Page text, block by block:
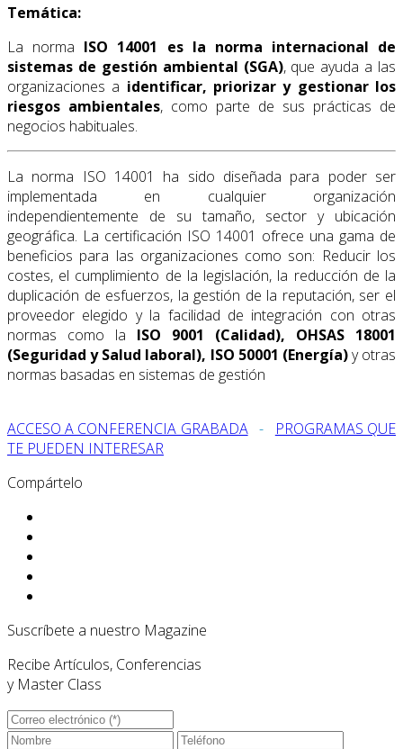
Temática:
La norma ISO 14001 es la norma internacional de
sistemas de gestión ambiental (SGA), que ayuda a las
organizaciones a identificar, priorizar y gestionar los
riesgos ambientales, como parte de sus prácticas de
negocios habituales.
La norma ISO 14001 ha sido diseñada para poder ser
implementada en cualquier organización
independientemente de su tamaño, sector y ubicación
geográfica. La certificación ISO 14001 ofrece una gama de
beneficios para las organizaciones como son: Reducir los
costes, el cumplimiento de la legislación, la reducción de la
duplicación de esfuerzos, la gestión de la reputación, ser el
proveedor elegido y la facilidad de integración con otras
normas como la ISO 9001 (Calidad), OHSAS 18001
(Seguridad y Salud laboral), ISO 50001 (Energía)y otras
normas basadas en sistemas de gestión
ACCESO A CONFERENCIA GRABADA- PROGRAMAS QUE
TE PUEDEN INTERESAR
Compártelo
Suscríbete a nuestro Magazine
Recibe Artículos, Conferencias
y Master Class